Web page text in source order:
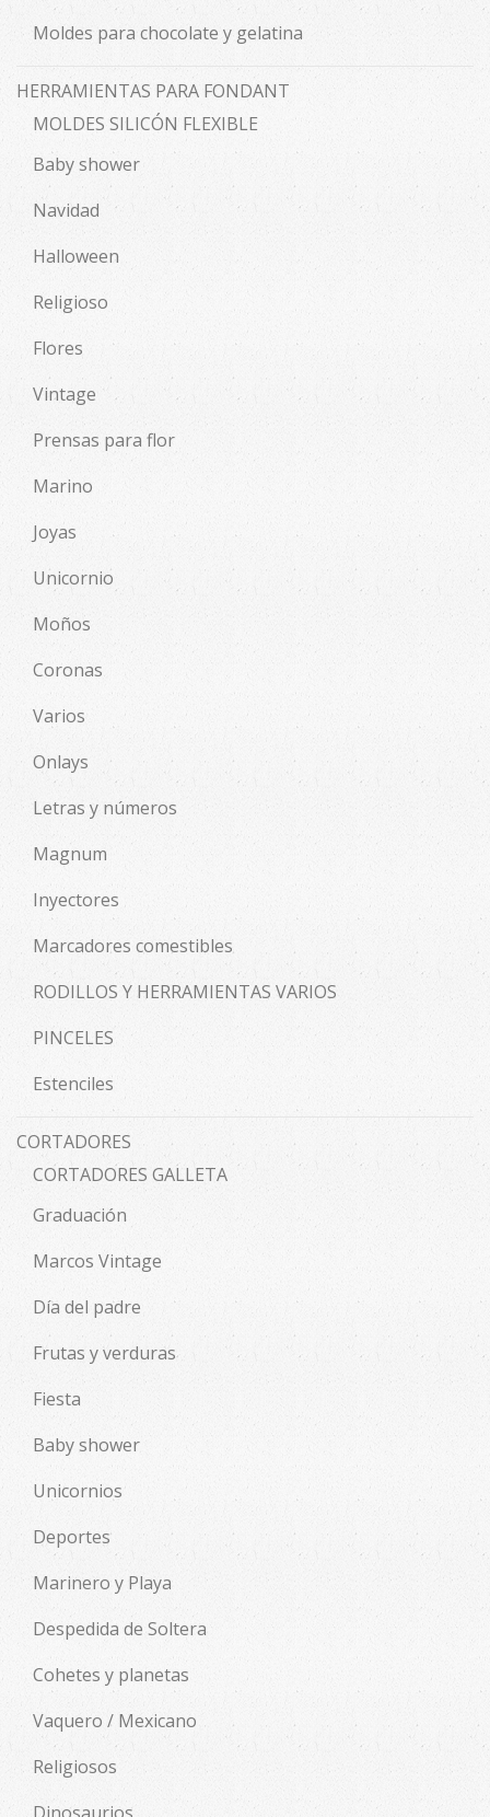
Moldes para chocolate y gelatina
HERRAMIENTAS PARA FONDANT
MOLDES SILICÓN FLEXIBLE
Baby shower
Navidad
Halloween
Religioso
Flores
Vintage
Prensas para flor
Marino
Joyas
Unicornio
Moños
Coronas
Varios
Onlays
Letras y números
Magnum
Inyectores
Marcadores comestibles
RODILLOS Y HERRAMIENTAS VARIOS
PINCELES
Estenciles
CORTADORES
CORTADORES GALLETA
Graduación
Marcos Vintage
Día del padre
Frutas y verduras
Fiesta
Baby shower
Unicornios
Deportes
Marinero y Playa
Despedida de Soltera
Cohetes y planetas
Vaquero / Mexicano
Religiosos
Dinosaurios